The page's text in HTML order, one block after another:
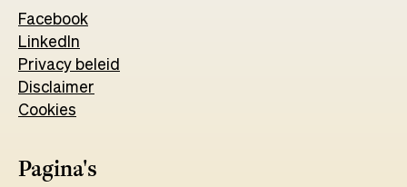
Facebook
a
new
LinkedIn
in
a
Privacy beleid
Disclaimer
Cookies
Pagina's